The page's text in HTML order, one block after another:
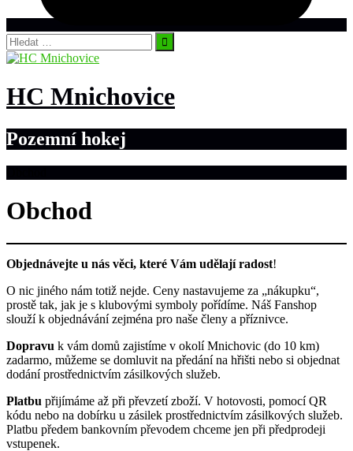
Vyhledávání
HC Mnichovice
Pozemní hokej
Obchod
Objednávejte u nás věci, které Vám udělají radost!
O nic jiného nám totiž nejde. Ceny nastavujeme za „nákupku“,
prostě tak, jak je s klubovými symboly pořídíme. Náš Fanshop
slouží k objednávání zejména pro naše členy a příznivce.
Dopravu k vám domů zajistíme v okolí Mnichovic (do 10 km)
zadarmo, můžeme se domluvit na předání na hřišti nebo si objednat
dodání prostřednictvím zásilkových služeb.
Platbu přijímáme až při převzetí zboží. V hotovosti, pomocí QR
kódu nebo na dobírku u zásilek prostřednictvím zásilkových služeb.
Platbu předem bankovním převodem chceme jen při předprodeji
vstupenek.